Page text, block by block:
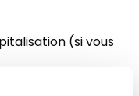
(si vous